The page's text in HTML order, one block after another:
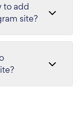
to add
site?